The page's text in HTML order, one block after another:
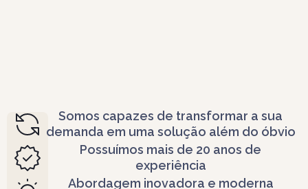
Somos capazes de transformar a sua
demanda em uma solução além do óbvio
Possuímos mais de 20 anos de
experiência
Abordagem inovadora e moderna